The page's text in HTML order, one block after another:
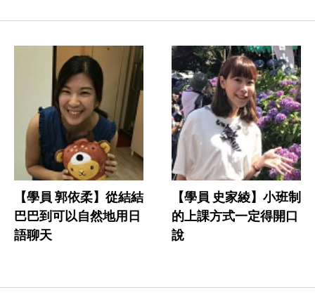
【學員 郭依柔】從結結
巴巴到可以自然地用日
語聊天
【學員 史家綾】小班制
的上課方式一定得開口
說